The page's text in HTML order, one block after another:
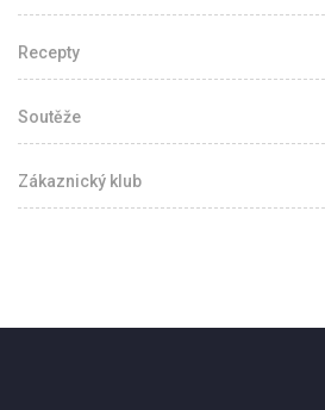
Recepty
Soutěže
Zákaznický klub